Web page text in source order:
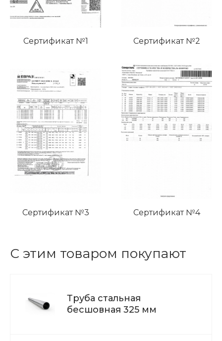
Сертификат №1 Сертификат №2
Сертификат №3 Сертификат №4
С этим товаром покупают
Труба стальная
бесшовная 325 мм